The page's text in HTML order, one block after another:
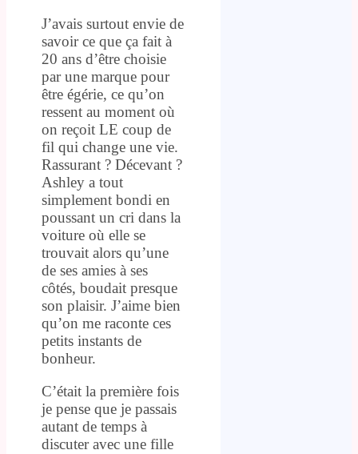
J’avais surtout envie de
savoir ce que ça fait à
20 ans d’être choisie
par une marque pour
être égérie, ce qu’on
ressent au moment où
on reçoit LE coup de
fil qui change une vie.
Rassurant ? Décevant ?
Ashley a tout
simplement bondi en
poussant un cri dans la
voiture où elle se
trouvait alors qu’une
de ses amies à ses
côtés, boudait presque
son plaisir. J’aime bien
qu’on me raconte ces
petits instants de
bonheur.
C’était la première fois
je pense que je passais
autant de temps à
discuter avec une fille